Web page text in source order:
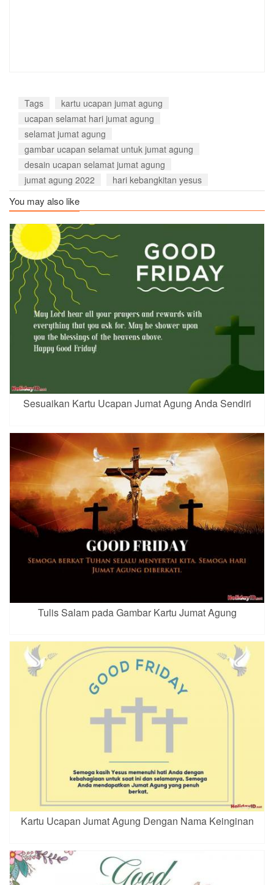
Tags
kartu ucapan jumat agung
ucapan selamat hari jumat agung
selamat jumat agung
gambar ucapan selamat untuk jumat agung
desain ucapan selamat jumat agung
jumat agung 2022
hari kebangkitan yesus
You may also like
Sesuaikan Kartu Ucapan Jumat Agung Anda Sendiri
Tulis Salam pada Gambar Kartu Jumat Agung
Kartu Ucapan Jumat Agung Dengan Nama Keinginan